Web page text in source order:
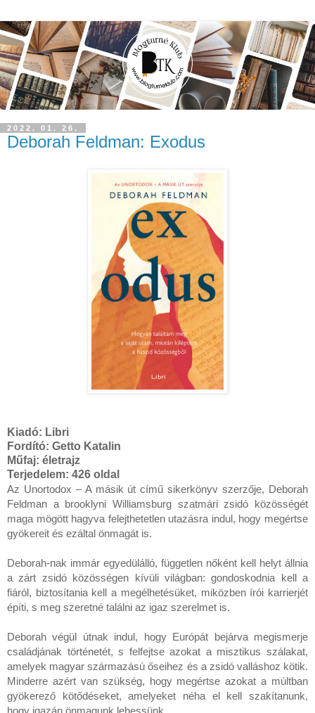
2022. 01. 26.
Deborah Feldman: Exodus
Kiadó: Libri
Fordító: Getto Katalin
Műfaj: életrajz
Terjedelem: 426 oldal
Az Unortodox – A másik út című sikerkönyv szerzője, Deborah
Feldman a brooklyni Williamsburg szatmári zsidó közösségét
maga mögött hagyva felejthetetlen utazásra indul, hogy megértse
gyökereit és ezáltal önmagát is.
Deborah-nak immár egyedülálló, független nőként kell helyt állnia
a zárt zsidó közösségen kívüli világban: gondoskodnia kell a
fiáról, biztosítania kell a megélhetésüket, miközben írói karrierjét
építi, s meg szeretné találni az igaz szerelmet is.
Deborah végül útnak indul, hogy Európát bejárva megismerje
családjának történetét, s felfejtse azokat a misztikus szálakat,
amelyek magyar származású őseihez és a zsidó valláshoz kötik.
Minderre azért van szükség, hogy megértse azokat a múltban
gyökerező kötődéseket, amelyeket néha el kell szakítanunk,